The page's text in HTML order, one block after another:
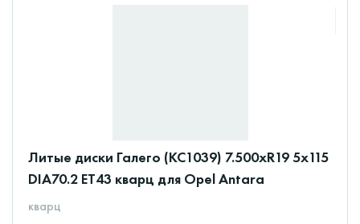
Литые диски Галего (КС1039) 7.500xR19 5x115
DIA70.2 ET43 кварц для Opel Antara
кварц